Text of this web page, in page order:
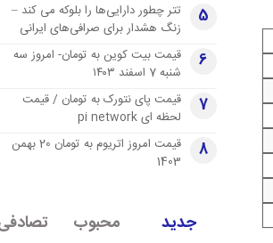
5
تتر چطور دارایی‌ها را بلوکه می کند –
زنگ هشدار برای صرافی‌های ایرانی
6
قیمت بیت کوین به تومان- امروز سه
شنبه 7 اسفند ۱۴۰۳
7
قیمت پای نتورک به تومان / قیمت
لحظه ای pi network
8
قیمت امروز اتریوم به تومان 20 بهمن
1403
جدید محبوب